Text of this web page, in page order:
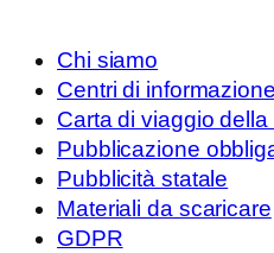
Chi siamo
Centri di
Carta di viaggio
Pubblicazione
Pubblicità statale
Materiali da scaricare
GDPR